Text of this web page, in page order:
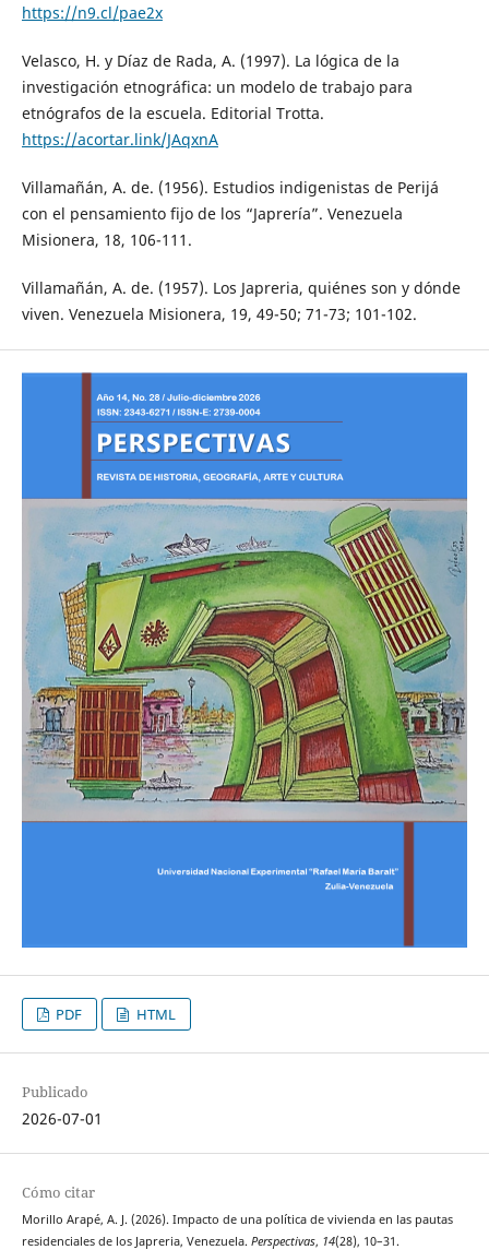
https://n9.cl/pae2x
Velasco, H. y Díaz de Rada, A. (1997). La lógica de la
investigación etnográfica: un modelo de trabajo para
etnógrafos de la escuela. Editorial Trotta.
https://acortar.link/JAqxnA
Villamañán, A. de. (1956). Estudios indigenistas de Perijá
con el pensamiento fijo de los “Japrería”. Venezuela
Misionera, 18, 106-111.
Villamañán, A. de. (1957). Los Japreria, quiénes son y dónde
viven. Venezuela Misionera, 19, 49-50; 71-73; 101-102.
PDF HTML
Publicado
2026-07-01
Cómo citar
Morillo Arapé, A. J. (2026). Impacto de una política de vivienda en las pautas
residenciales de los Japreria, Venezuela. Perspectivas, 14(28), 10–31.